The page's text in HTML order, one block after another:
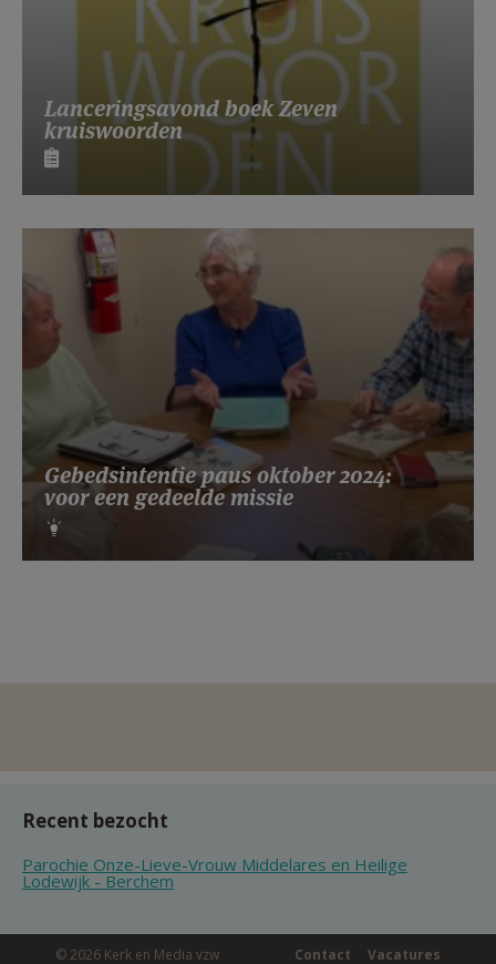
Lanceringsavond boek Zeven
kruiswoorden
Gebedsintentie paus oktober 2024:
voor een gedeelde missie
Recent bezocht
Parochie Onze-Lieve-Vrouw Middelares en Heilige
Lodewijk - Berchem
© 2026 Kerk en Media vzw Vacatures
Contact